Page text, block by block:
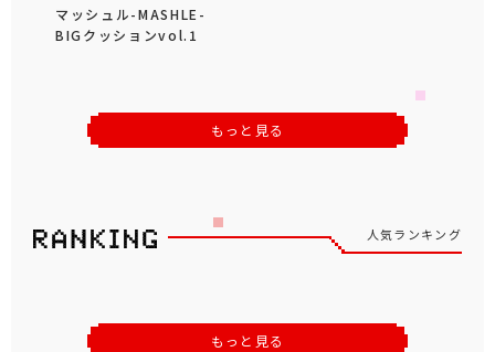
マッシュル-MASHLE-
BIGクッションvol.1
もっと見る
人気ランキング
もっと見る